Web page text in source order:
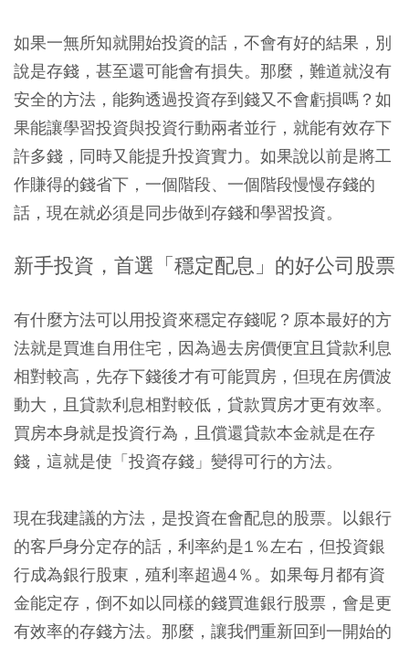
如果一無所知就開始投資的話，不會有好的結果，別
說是存錢，甚至還可能會有損失。那麼，難道就沒有
安全的方法，能夠透過投資存到錢又不會虧損嗎？如
果能讓學習投資與投資行動兩者並行，就能有效存下
許多錢，同時又能提升投資實力。如果說以前是將工
作賺得的錢省下，一個階段、一個階段慢慢存錢的
話，現在就必須是同步做到存錢和學習投資。
新手投資，首選「穩定配息」的好公司股票
有什麼方法可以用投資來穩定存錢呢？原本最好的方
法就是買進自用住宅，因為過去房價便宜且貸款利息
相對較高，先存下錢後才有可能買房，但現在房價波
動大，且貸款利息相對較低，貸款買房才更有效率。
買房本身就是投資行為，且償還貸款本金就是在存
錢，這就是使「投資存錢」變得可行的方法。
現在我建議的方法，是投資在會配息的股票。以銀行
的客戶身分定存的話，利率約是1％左右，但投資銀
行成為銀行股東，殖利率超過4％。如果每月都有資
金能定存，倒不如以同樣的錢買進銀行股票，會是更
有效率的存錢方法。 那麼，讓我們重新回到一開始的